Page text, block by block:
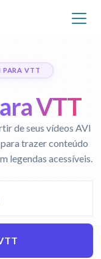
PARA VTT
VTT
de seus vídeos AVI
trazer conteúdo
legendas acessíveis.